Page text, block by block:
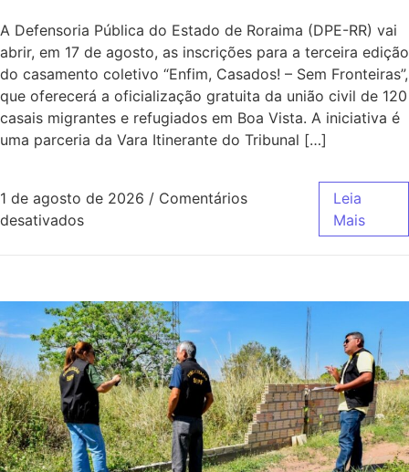
A Defensoria Pública do Estado de Roraima (DPE-RR) vai
abrir, em 17 de agosto, as inscrições para a terceira edição
do casamento coletivo “Enfim, Casados! – Sem Fronteiras”,
que oferecerá a oficialização gratuita da união civil de 120
casais migrantes e refugiados em Boa Vista. A iniciativa é
uma parceria da Vara Itinerante do Tribunal […]
1 de agosto de 2026 / Comentários
desativados
Leia
Mais